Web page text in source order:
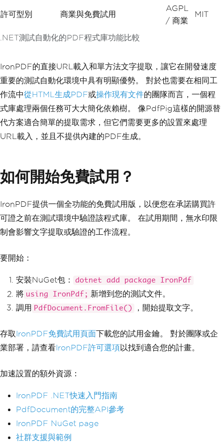
.NET測試自動化的PDF程式庫功能比較
許可型別 商業與免費試用
AGPL
/ 商業
MIT
IronPDF的直接URL載入和單方法文字提取，讓它在開發速度
重要的測試自動化環境中具有明顯優勢。 對於也需要在相同工
作流中從HTML生成PDF或操作現有文件的團隊而言，一個程
式庫處理兩個任務可大大簡化依賴樹。 像PdfPig這樣的開源替
代方案適合簡單的提取需求，但它們需要更多的設置來處理
URL載入，並且不提供內建的PDF生成。
如何開始免費試用？
IronPDF提供一個全功能的免費試用版，以便您在承諾購買許
可證之前在測試環境中驗證該程式庫。 在試用期間，無水印限
制會影響文字提取或驗證的工作流程。
要開始：
安裝NuGet包： dotnet add package IronPdf
將 using IronPdf; 新增到您的測試文件。
調用 PdfDocument.FromFile() ，開始提取文字。
存取IronPDF免費試用頁面下載您的試用金鑰。 對於團隊或企
業部署，請查看IronPDF許可選項以找到適合您的計畫。
加速設置的額外資源：
IronPDF .NET快速入門指南
PdfDocument的完整API參考
IronPDF NuGet page
社群支援與範例